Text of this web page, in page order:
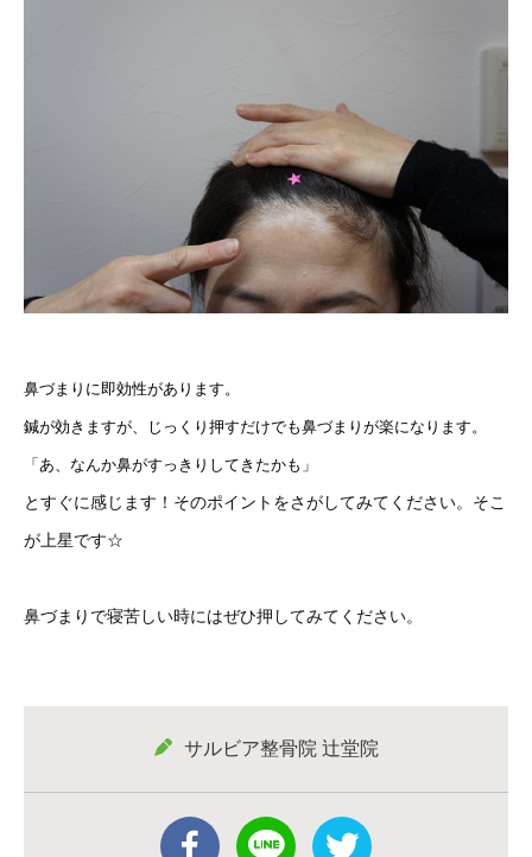
鼻づまりに即効性があります。
鍼が効きますが、じっくり押すだけでも鼻づまりが楽になります。
「あ、なんか鼻がすっきりしてきたかも」
とすぐに感じます！そのポイントをさがしてみてください。そこ
が上星です☆
鼻づまりで寝苦しい時にはぜひ押してみてください。
サルビア整骨院 辻堂院